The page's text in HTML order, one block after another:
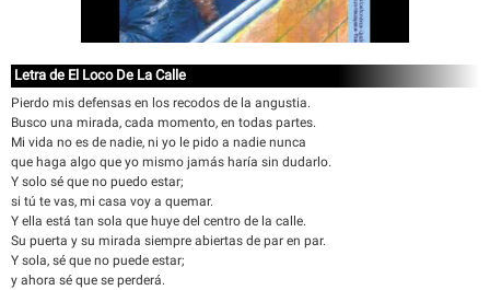
Letra de El Loco De La Calle
Pierdo mis defensas en los recodos de la angustia.
Busco una mirada, cada momento, en todas partes.
Mi vida no es de nadie, ni yo le pido a nadie nunca
que haga algo que yo mismo jamás haría sin dudarlo.
Y solo sé que no puedo estar;
si tú te vas, mi casa voy a quemar.
Y ella está tan sola que huye del centro de la calle.
Su puerta y su mirada siempre abiertas de par en par.
Y sola, sé que no puede estar;
y ahora sé que se perderá.